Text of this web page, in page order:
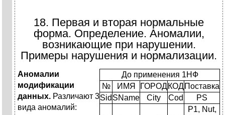
18. Первая и вторая нормальные
форма. Определение. Аномалии,
возникающие при нарушении.
Примеры нарушения и нормализации.
До применения 1НФ
№
ИМЯ ГОРОДКОДПоставка
Sid SName City Cod PS
P1, Nut,
Аномалии
модификации
данных. Различают 3
вида аномалий: